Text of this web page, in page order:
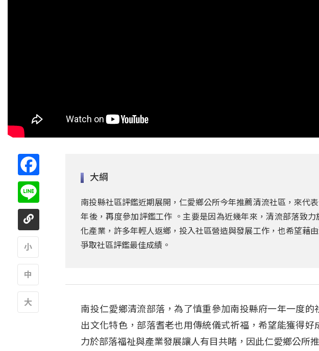
大綱
南投縣社區評鑑近期展開，仁愛鄉公所今年推薦清流社區，來代
年後，再度參加評鑑工作 。主要是因為近幾年來，清流部落致
化產業，許多年輕人返鄉，投入社區營造與發展工作，也希望藉
爭取社區評鑑最佳成績。
南投仁愛鄉清流部落，為了慎重參加南投縣府一年一度
出文化特色，部落耆老也用傳統儀式祈福，希望能獲得
力於部落福祉與產業發展讓人有目共睹，因此仁愛鄉公所